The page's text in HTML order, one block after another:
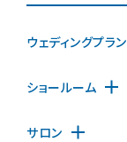
ウェディングプラン
ショールーム
サロン